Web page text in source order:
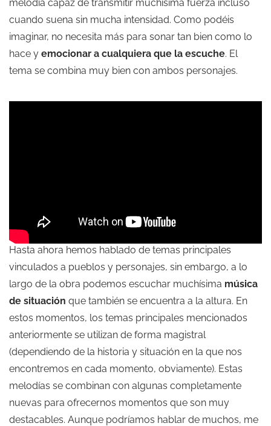
melodía capaz de transmitir muchísima fuerza incluso
cuando suena sin mucha intensidad. Como podéis
imaginar, no necesita más para sonar tan bien como lo
hace y emocionar a cualquiera que la escuche. El
tema se combina muy bien con ambos personajes.
Hasta ahora hemos hablado de temas principales
vinculados a pueblos y personajes, sin embargo, a lo
largo de la obra podemos escuchar muchísima música
de situación que también se encuentra a la altura. En
estos momentos, los temas principales mencionados
anteriormente se utilizan de forma magistral
(dependiendo de la historia y situación en la que nos
encontremos en cada momento, obviamente). Estas
melodías se combinan con algunas completamente
nuevas para ofrecernos momentos que son muy
destacables. Aunque podríamos hablar de muchos, me